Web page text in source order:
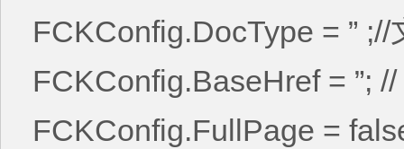
FCKConfig.DocType = ”
FCKConfig.BaseHref = ”;
FCKConfig.FullPage =